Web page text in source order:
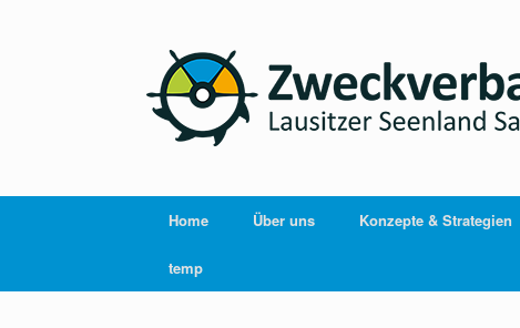
Home Über uns Konzepte & Strategien
temp